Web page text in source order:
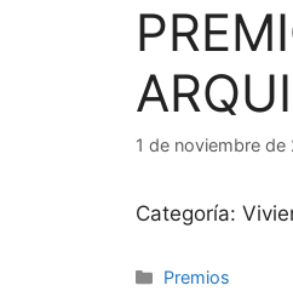
1 de noviembre de
Categoría:
Premios